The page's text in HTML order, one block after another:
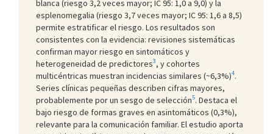
blanca (riesgo 3,2 veces mayor; IC 95: 1,0 a 9,0) y la
esplenomegalia (riesgo 3,7 veces mayor; IC 95: 1,6 a 8,5)
permite estratificar el riesgo. Los resultados son
consistentes con la evidencia: revisiones sistemáticas
confirman mayor riesgo en sintomáticos y
heterogeneidad de predictores3, y cohortes
multicéntricas muestran incidencias similares (~6,3%)4.
Series clínicas pequeñas describen cifras mayores,
probablemente por un sesgo de selección5. Destaca el
bajo riesgo de formas graves en asintomáticos (0,3%),
relevante para la comunicación familiar. El estudio aporta